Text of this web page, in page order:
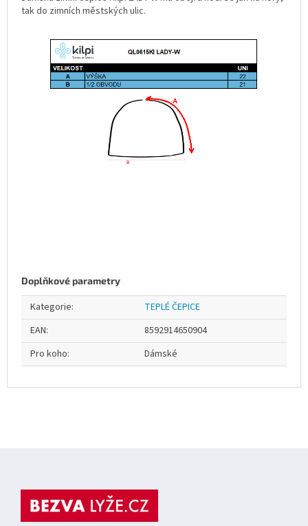
tak do zimních městských ulic.
Doplňkové parametry
Kategorie:
TEPLÉ ČEPICE
EAN:
8592914650904
Pro koho: Dámské